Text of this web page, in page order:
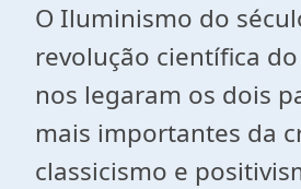
O Iluminismo do
revolução científica
nos legaram os dois
mais importantes da
classicismo e